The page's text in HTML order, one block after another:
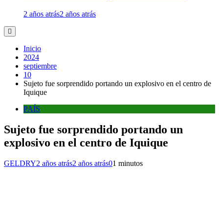
2 años atrás2 años atrás
Inicio
2024
septiembre
10
Sujeto fue sorprendido portando un explosivo en el centro de
Iquique
PAÍS
Sujeto fue sorprendido portando un
explosivo en el centro de Iquique
GELDRY2 años atrás2 años atrás01 minutos